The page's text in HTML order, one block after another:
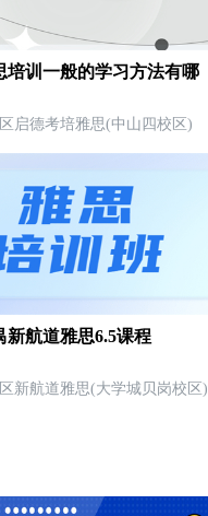
培训一般的学习方法有哪
启德考培雅思(中山四校区)
新航道雅思6.5课程
新航道雅思(大学城贝岗校区)